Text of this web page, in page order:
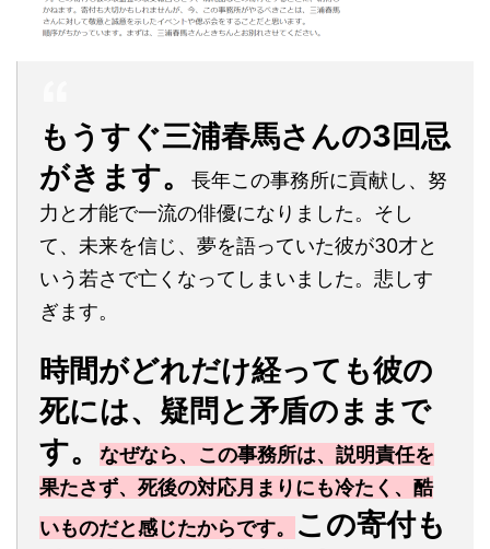
もうすぐ三浦春馬さんの3回忌
がきます。
長年この事務所に貢献し、努
力と才能で一流の俳優になりました。そし
て、未来を信じ、夢を語っていた彼が30才と
いう若さで亡くなってしまいました。悲しす
ぎます。
時間がどれだけ経っても彼の
死には、疑問と矛盾のままで
す。
なぜなら、この事務所は、説明責任を
果たさず、死後の対応月まりにも冷たく、酷
いものだと感じたからです。
この寄付も